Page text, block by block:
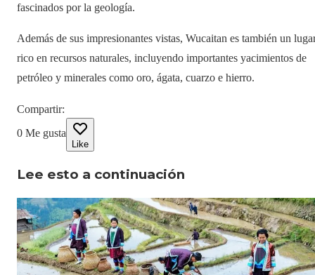
fascinados por la geología.
Además de sus impresionantes vistas, Wucaitan es también un
rico en recursos naturales, incluyendo importantes yacimientos de
petróleo y minerales como oro, ágata, cuarzo e hierro.
Compartir:
0 Me gusta
Like
Lee esto a continuación